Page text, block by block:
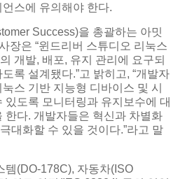
스에 유의해야 한다.
Success)을 총괄하는 아밋
장은 “윈드리버 스튜디오 리눅스
개발, 배포, 유지 관리에 요구되
록 설계됐다.”고 밝히고, “개발자
스 기반 지능형 디바이스 및 시
있도록 모니터링과 유지보수에 대
한다. 개발자들은 혁신과 차별화
대화할 수 있을 것이다.”라고 말
템(DO-178C), 자동차(ISO